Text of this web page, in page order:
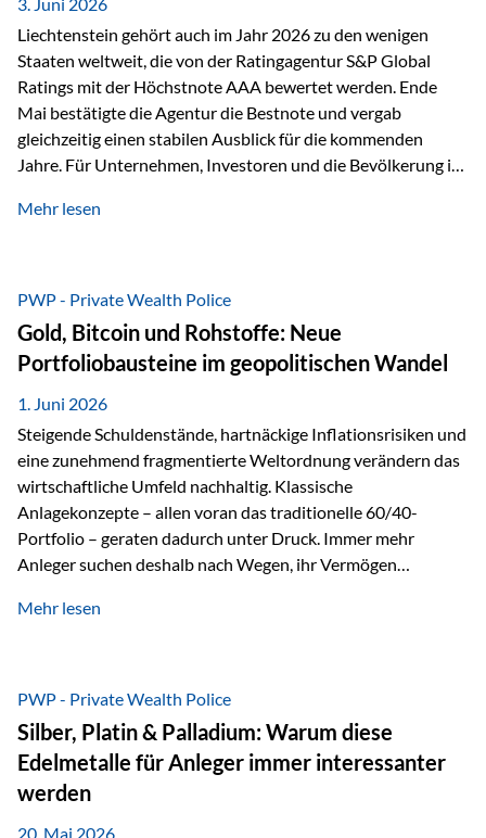
Liechtenstein gehört auch im Jahr 2026 zu den wenigen
Staaten weltweit, die von der Ratingagentur S&P Global
Ratings mit der Höchstnote AAA bewertet werden. Ende
Mai bestätigte die Agentur die Bestnote und vergab
gleichzeitig einen stabilen Ausblick für die kommenden
Jahre. Für Unternehmen, Investoren und die Bevölkerung ist
finanzielle Stabilität des Landes sowie das Vertrauen
trotz Herausforderungen Die weltwirtschaftlichen
Rahmenbedingungen bleiben anspruchsvoll. Geopolitische
Unsicherheiten, eine verhaltene Investitionstätigkeit und
eine schwächere Nachfrage in wichtigen Exportmärkten
beeinflussen auch die liechtensteinische Wirtschaft.
Dennoch sieht…
Mehr lesen
PWP - Private Wealth Police
Gold, Bitcoin und Rohstoffe: Neue
Portfoliobausteine im geopolitischen Wandel
1. Juni 2026
Steigende Schuldenstände, hartnäckige Inflationsrisiken und
eine zunehmend fragmentierte Weltordnung verändern das
wirtschaftliche Umfeld nachhaltig. Klassische
Anlagekonzepte – allen voran das traditionelle 60/40-
Portfolio – geraten dadurch unter Druck. Immer mehr
Anleger suchen deshalb nach Wegen, ihr Vermögen
Unsicherheit abzusichern. Genau hier rücken reale und
monetäre Rolle zurück Gold erlebt derzeit eine
bemerkenswerte Renaissance als monetärer Wertspeicher.
Treiber sind Rekordkäufe der Zentralbanken, geopolitische
Spannungen und ein schleichender Vertrauensverlust in
ungedeckte Papierwährungen. Wie groß dieser
Vertrauensverlust ausfällt, zeigt ein nüchterner
Mehr lesen
PWP - Private Wealth Police
Silber, Platin & Palladium: Warum diese
Edelmetalle für Anleger immer interessanter
werden
20. Mai 2026